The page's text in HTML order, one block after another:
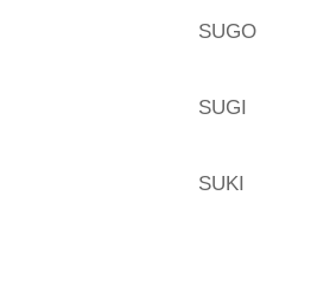
SUGO
SUGI
SUKI